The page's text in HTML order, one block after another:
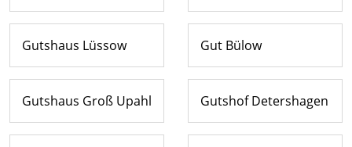
Gutshaus Lüssow Gut Bülow
Gutshaus Groß Upahl Gutshof Detershagen